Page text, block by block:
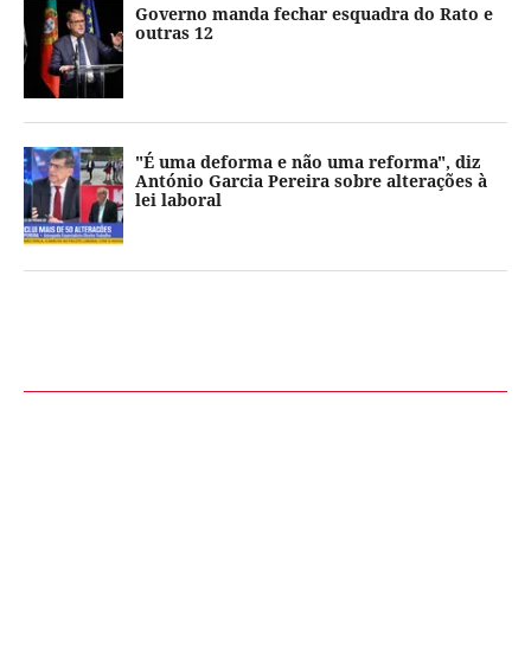
Governo manda fechar esquadra do Rato e
outras 12
"É uma deforma e não uma reforma", diz
António Garcia Pereira sobre alterações à
lei laboral